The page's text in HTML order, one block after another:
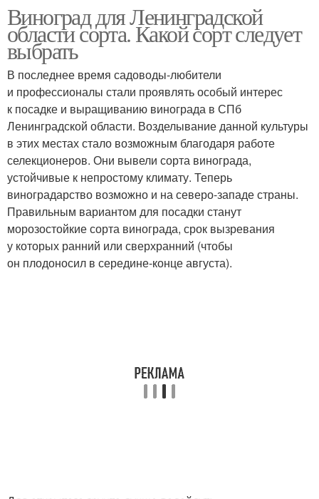
ленинградской области
Виноград в ленобласти
Виноград к зиме
Виноград для Ленинградской
области сорта. Какой сорт следует
выбрать
В последнее время садоводы-любители
и профессионалы стали проявлять особый интерес
к посадке и выращиванию винограда в СПб
Ленинградской области. Возделывание данной культуры
в этих местах стало возможным благодаря работе
селекционеров. Они вывели сорта винограда,
устойчивые к непростому климату. Теперь
виноградарство возможно и на северо-западе страны.
Правильным вариантом для посадки станут
морозостойкие сорта винограда, срок вызревания
у которых ранний или сверхранний (чтобы
он плодоносил в середине-конце августа).